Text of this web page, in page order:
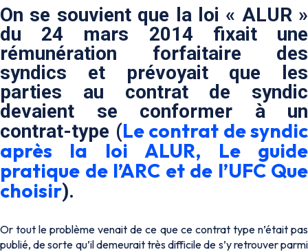
On se souvient que la loi « ALUR »
du 24 mars 2014 fixait une
rémunération forfaitaire des
syndics et prévoyait que les
parties au contrat de syndic
devaient se conformer à un
contrat-type (Le contrat de syndic
après la loi ALUR, Le guide
pratique de l’ARC et de l’UFC Que
choisir).
Or tout le problème venait de ce que ce contrat type n’était pas
publié, de sorte qu’il demeurait très difficile de s’y retrouver parmi